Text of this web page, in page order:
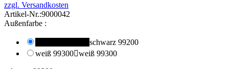
zzgl. Versandkosten
Artikel-Nr.:9000042
Außenfarbe :
schwarz 99200
weiß 99300weiß 99300